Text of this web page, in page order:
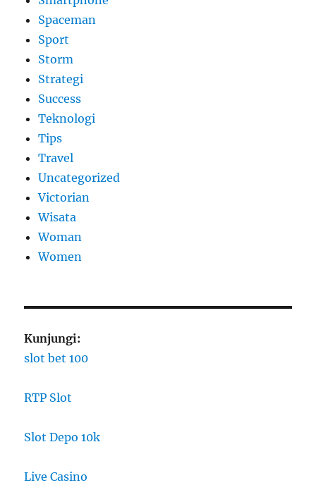
Spaceman
Sport
Storm
Strategi
Success
Teknologi
Tips
Travel
Uncategorized
Victorian
Wisata
Woman
Women
Kunjungi:
slot bet 100
RTP Slot
Slot Depo 10k
Live Casino